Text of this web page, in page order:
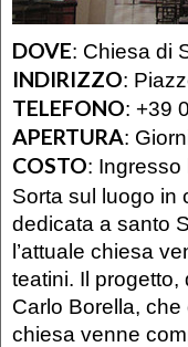
DOVE: Chiesa di
INDIRIZZO:
TELEFONO: +39
APERTURA:
COSTO: Ingresso
Sorta sul luogo in
dedicata a santo
l’attuale chiesa
teatini. Il
Carlo Borella,
chiesa venne